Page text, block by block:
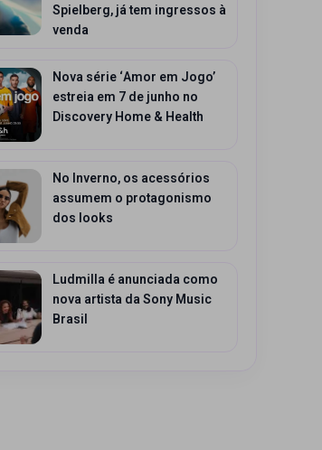
Spielberg, já tem ingressos à
venda
Nova série ‘Amor em Jogo’
estreia em 7 de junho no
Discovery Home & Health
No Inverno, os acessórios
assumem o protagonismo
dos looks
Ludmilla é anunciada como
nova artista da Sony Music
Brasil